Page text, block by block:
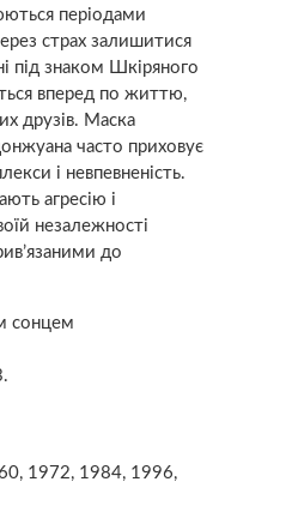
періодами
страх залишитися
під знаком Шкіряного
вперед по життю,
друзів. Маска
часто приховує
і невпевненість.
агресію і
незалежності
до
сонцем
1972, 1984, 1996,